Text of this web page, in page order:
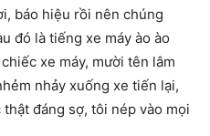
báo hiệu rồi nên chúng
đó là tiếng xe máy ào ào
xe máy, mười tên lâm
nhảy xuống xe tiến lại,
đáng sợ, tôi nép vào mọi